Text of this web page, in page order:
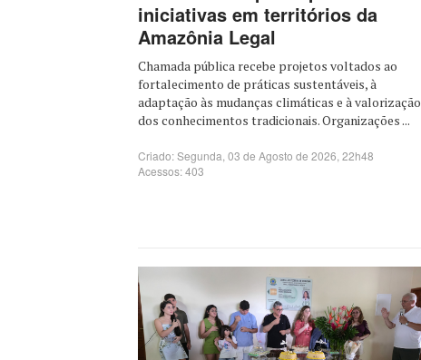
iniciativas em territórios da
Amazônia Legal
Chamada pública recebe projetos voltados ao
fortalecimento de práticas sustentáveis, à
adaptação às mudanças climáticas e à valorização
dos conhecimentos tradicionais. Organizações ...
Criado: Segunda, 03 de Agosto de 2026, 22h48
Acessos: 403